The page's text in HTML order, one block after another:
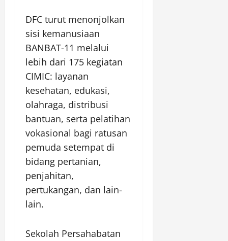
DFC turut menonjolkan
sisi kemanusiaan
BANBAT-11 melalui
lebih dari 175 kegiatan
CIMIC: layanan
kesehatan, edukasi,
olahraga, distribusi
bantuan, serta pelatihan
vokasional bagi ratusan
pemuda setempat di
bidang pertanian,
penjahitan,
pertukangan, dan lain-
lain.
Sekolah Persahabatan